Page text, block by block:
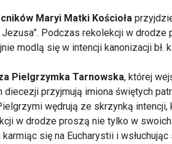
Maryi Matki Kościoła
Jezusa”. Podczas rekolekcji w
modlą się w intencji kanonizacji bł.
Pielgrzymka Tarnowska, której
przyjmują imiona świętych
wędrują ze skrzynką
w drodze proszą nie tylko w
się na Eucharystii i